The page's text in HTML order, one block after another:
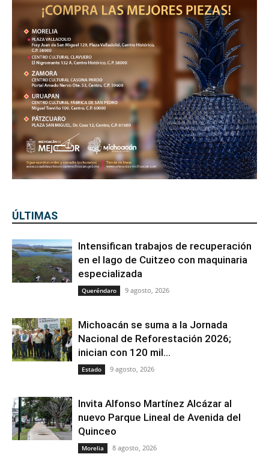
ÚLTIMAS
Intensifican trabajos de recuperación
en el lago de Cuitzeo con maquinaria
especializada
Queréndaro 9 agosto, 2026
Michoacán se suma a la Jornada
Nacional de Reforestación 2026;
inician con 120 mil...
Estado 9 agosto, 2026
Invita Alfonso Martínez Alcázar al
nuevo Parque Lineal de Avenida del
Quinceo
Morelia 8 agosto, 2026